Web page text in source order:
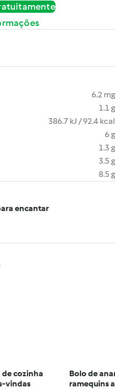
6.2 mg
1.1 g
386.7 kJ / 92.4 kcal
6 g
1.3 g
3.5 g
8.5 g
encantar
de cozinha
vindas
Bolo de
ramequins